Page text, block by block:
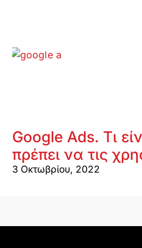
Google Ads. Τι
πρέπει να τις
3 Οκτωβρίου, 2022